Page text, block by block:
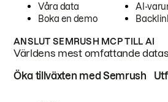
Våra data
Boka en demo
AI-
ANSLUT SEMRUSH MCP TILL AI
Världens mest omfattande
Öka tillväxten med Semrush